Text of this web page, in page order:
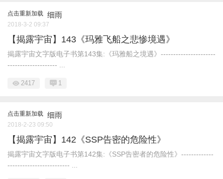
点击重新加载 细雨
2018-3-2 09:37
【揭露宇宙】143《玛雅飞船之悲惨境遇》
揭露宇宙文字版电子书第143集:《玛雅船之境遇》----------------------
-------------------- ...
2417 1
点击重新加载 细雨
2018-2-23 09:50
【揭露宇宙】142《SSP告密的危险性》
揭露宇宙文字版电子书第142集:《SSP告密者的危险性》-------------
------------------------- ...